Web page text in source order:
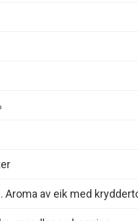
Aroma av eik med